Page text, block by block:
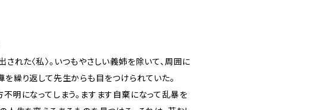
れた〈私〉。いつもやさしい義姉を除いて、周囲に
繰り返して先生からも目をつけられていた。
明になってしまう。ますます自棄になって乱暴を